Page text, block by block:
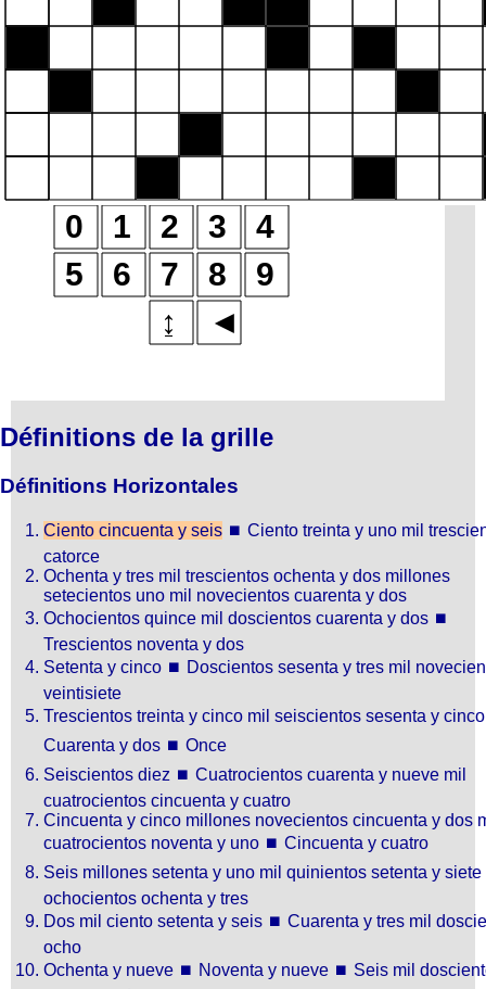
Définitions de la grille
Définitions Horizontales
Ciento cincuenta y seis ⏹ Ciento treinta y uno mil
catorce
Ochenta y tres mil trescientos ochenta y dos millones
setecientos uno mil novecientos cuarenta y dos
Ochocientos quince mil doscientos cuarenta y dos ⏹
Trescientos noventa y dos
Setenta y cinco ⏹ Doscientos sesenta y tres mil
veintisiete
Trescientos treinta y cinco mil seiscientos sesenta y cinco
Cuarenta y dos ⏹ Once
Seiscientos diez ⏹ Cuatrocientos cuarenta y nueve mil
cuatrocientos cincuenta y cuatro
Cincuenta y cinco millones novecientos cincuenta y dos
cuatrocientos noventa y uno ⏹ Cincuenta y cuatro
Seis millones setenta y uno mil quinientos setenta y siete
ochocientos ochenta y tres
Dos mil ciento setenta y seis ⏹ Cuarenta y tres mil
ocho
Ochenta y nueve ⏹ Noventa y nueve ⏹ Seis mil